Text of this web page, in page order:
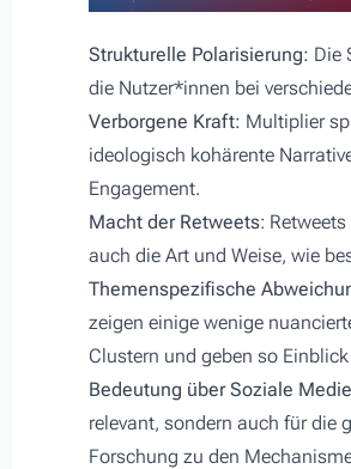
Strukturelle Polarisierung: Die
die Nutzer*innen bei
Verborgene Kraft: Multiplier
ideologisch kohärente
Engagement.
Macht der Retweets:
auch die Art und Weise, wie
Themenspezifische
zeigen einige wenige
Clustern und geben so
Bedeutung über Soziale
relevant, sondern auch für die
Forschung zu den